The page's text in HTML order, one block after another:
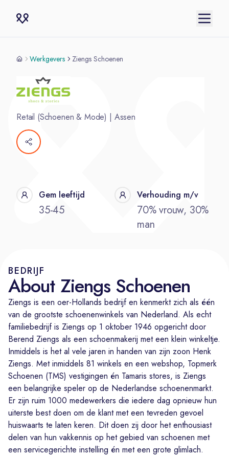
Werkgevers Ziengs Schoenen
Retail (Schoenen & Mode) | Assen
Gem leeftijd
35-45
Verhouding m/v
70% vrouw, 30%
man
BEDRIJF
About Ziengs Schoenen
Ziengs is een oer-Hollands bedrijf en kenmerkt zich als één
van de grootste schoenenwinkels van Nederland. Als echt
familiebedrijf is Ziengs op 1 oktober 1946 opgericht door
Berend Ziengs als een schoenmakerij met een klein winkeltje.
Inmiddels is het al vele jaren in handen van zijn zoon Henk
Ziengs. Met inmiddels 81 winkels en een webshop, Topmerk
Schoenen (TMS) vestigingen én Tamaris stores, is Ziengs
een belangrijke speler op de Nederlandse schoenenmarkt.
Er zijn ruim 1000 medewerkers die iedere dag opnieuw hun
uiterste best doen om de klant met een tevreden gevoel
huiswaarts te laten keren. Dit doen zij door het enthousiast
delen van hun vakkennis op het gebied van schoenen met
een servicegerichte instelling én met een grote glimlach.